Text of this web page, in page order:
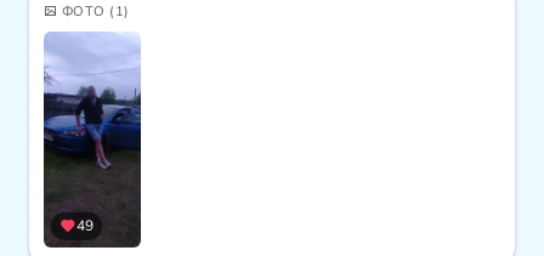
ФОТО (1)
49